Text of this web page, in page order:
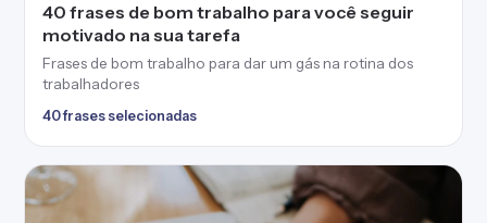
40 frases de bom trabalho para você seguir
motivado na sua tarefa
Frases de bom trabalho para dar um gás na rotina dos
trabalhadores
40 frases selecionadas